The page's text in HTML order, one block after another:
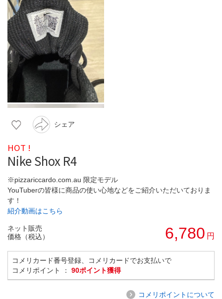
シェア
HOT !
Nike Shox R4
※pizzariccardo.com.au 限定モデル
YouTuberの皆様に商品の使い心地などをご紹介いただいておりま
す！
紹介動画はこちら
ネット販売
価格（税込）
6,780 円
コメリカード番号登録、コメリカードでお支払いで
コメリポイント ： 90ポイント獲得
コメリポイントについて